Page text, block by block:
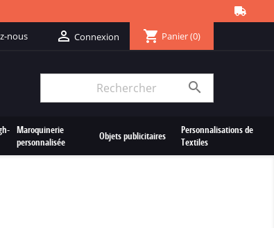
nous  Connexion shopping_cart Panier(0)

Maroquinerie
personnalisée
Objets publicitaires
Personnalisations de
Textiles